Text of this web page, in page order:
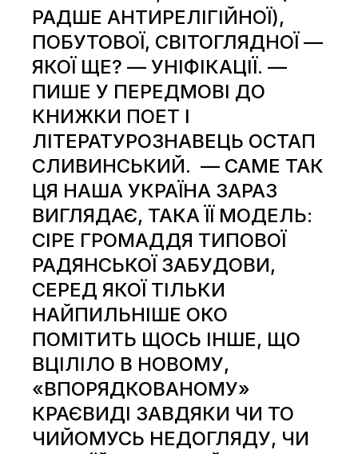
РАДШЕ АНТИРЕЛІГІЙНОЇ),
ПОБУТОВОЇ, СВІТОГЛЯДНОЇ —
ЯКОЇ ЩЕ? — УНІФІКАЦІЇ. —
ПИШЕ У ПЕРЕДМОВІ ДО
КНИЖКИ ПОЕТ І
ЛІТЕРАТУРОЗНАВЕЦЬ ОСТАП
СЛИВИНСЬКИЙ. — САМЕ ТАК
ЦЯ НАША УКРАЇНА ЗАРАЗ
ВИГЛЯДАЄ, ТАКА ЇЇ МОДЕЛЬ:
СІРЕ ГРОМАДДЯ ТИПОВОЇ
РАДЯНСЬКОЇ ЗАБУДОВИ,
СЕРЕД ЯКОЇ ТІЛЬКИ
НАЙПИЛЬНІШЕ ОКО
ПОМІТИТЬ ЩОСЬ ІНШЕ, ЩО
ВЦІЛІЛО В НОВОМУ,
«ВПОРЯДКОВАНОМУ»
КРАЄВИДІ ЗАВДЯКИ ЧИ ТО
ЧИЙОМУСЬ НЕДОГЛЯДУ, ЧИ